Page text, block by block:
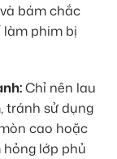
bám chắc
làm phim bị
Chỉ nên lau
tránh sử dụng
cao hoặc
lớp phủ